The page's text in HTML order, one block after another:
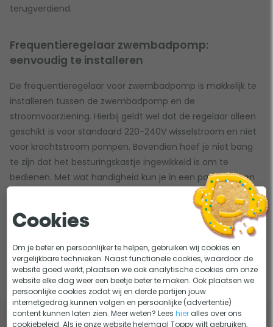
terugverdiend.
Frequentieregelaar zwembadpomp:
eenvoudig te installeren
De frequentieregelaar voor zwembadpomp is makkelijk te
installeren tussen de zwembadpomp en de
stroomvoorziening. Hierbij geldt wel dat de regelaar alleen
geschikt is voor standaard 220-240V wisselstroom en niet
voor krachtstroom pompen. Bovendien hoef je niet bang
te zijn dat het besturingskastje ingewikkeld is om te
bedienen. Met wat handigheid kun je in een paar stappen
jouw zwembadpomp efficiënter maken. Neem ook eens
zwembadtechnieken
schakelkastenvoor zwembaden! Zo haal je nóg meer uit je
zwembad en kun je volop genieten van alle voordelen. Zo,
en nu is het weer tijd voor een duik in het zwembad!
Cookies
Om je beter en persoonlijker te helpen, gebruiken wij cookies en
vergelijkbare technieken. Naast functionele cookies, waardoor de
website goed werkt, plaatsen we ook analytische cookies om onze
website elke dag weer een beetje beter te maken. Ook plaatsen we
persoonlijke cookies zodat wij en derde partijen jouw
internetgedrag kunnen volgen en persoonlijke (advertentie)
content kunnen laten zien. Meer weten? Leeshier alles over ons
cookiebeleid. Als je onze website helemaal Toppy wilt gebruiken,